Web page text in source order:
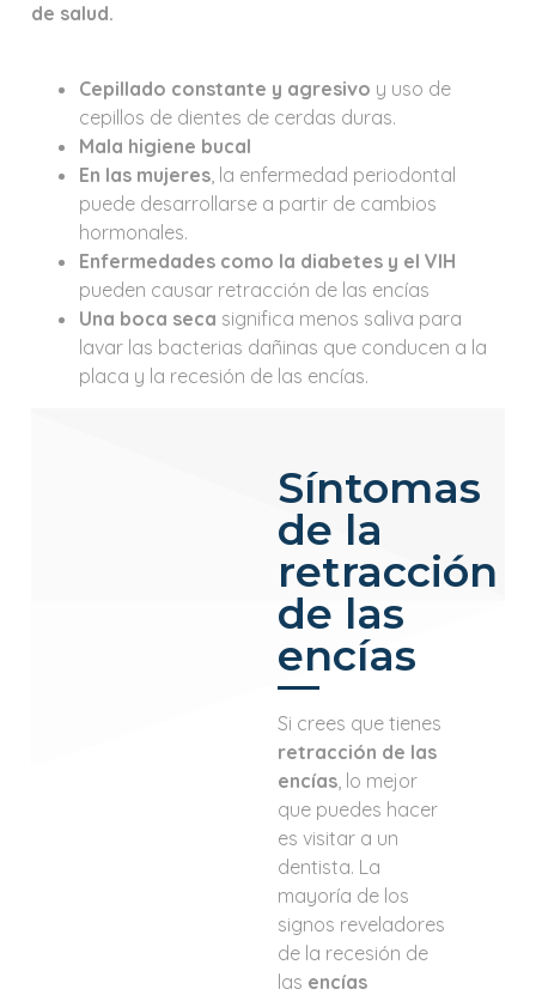
de salud.
Cepillado constante y agresivo y uso de
cepillos de dientes de cerdas duras.
Mala higiene bucal
En las mujeres , la enfermedad periodontal
puede desarrollarse a partir de cambios
hormonales.
Enfermedades como la diabetes y el VIH
pueden causar retracción de las encías
Una boca seca significa menos saliva para
lavar las bacterias dañinas que conducen a la
placa y la recesión de las encías.
Síntomas
de la
retracción
de las
encías
Si crees que tienes
retracción de las
encías , lo mejor
que puedes hacer
es visitar a un
dentista. La
mayoría de los
signos reveladores
de la recesión de
las encías